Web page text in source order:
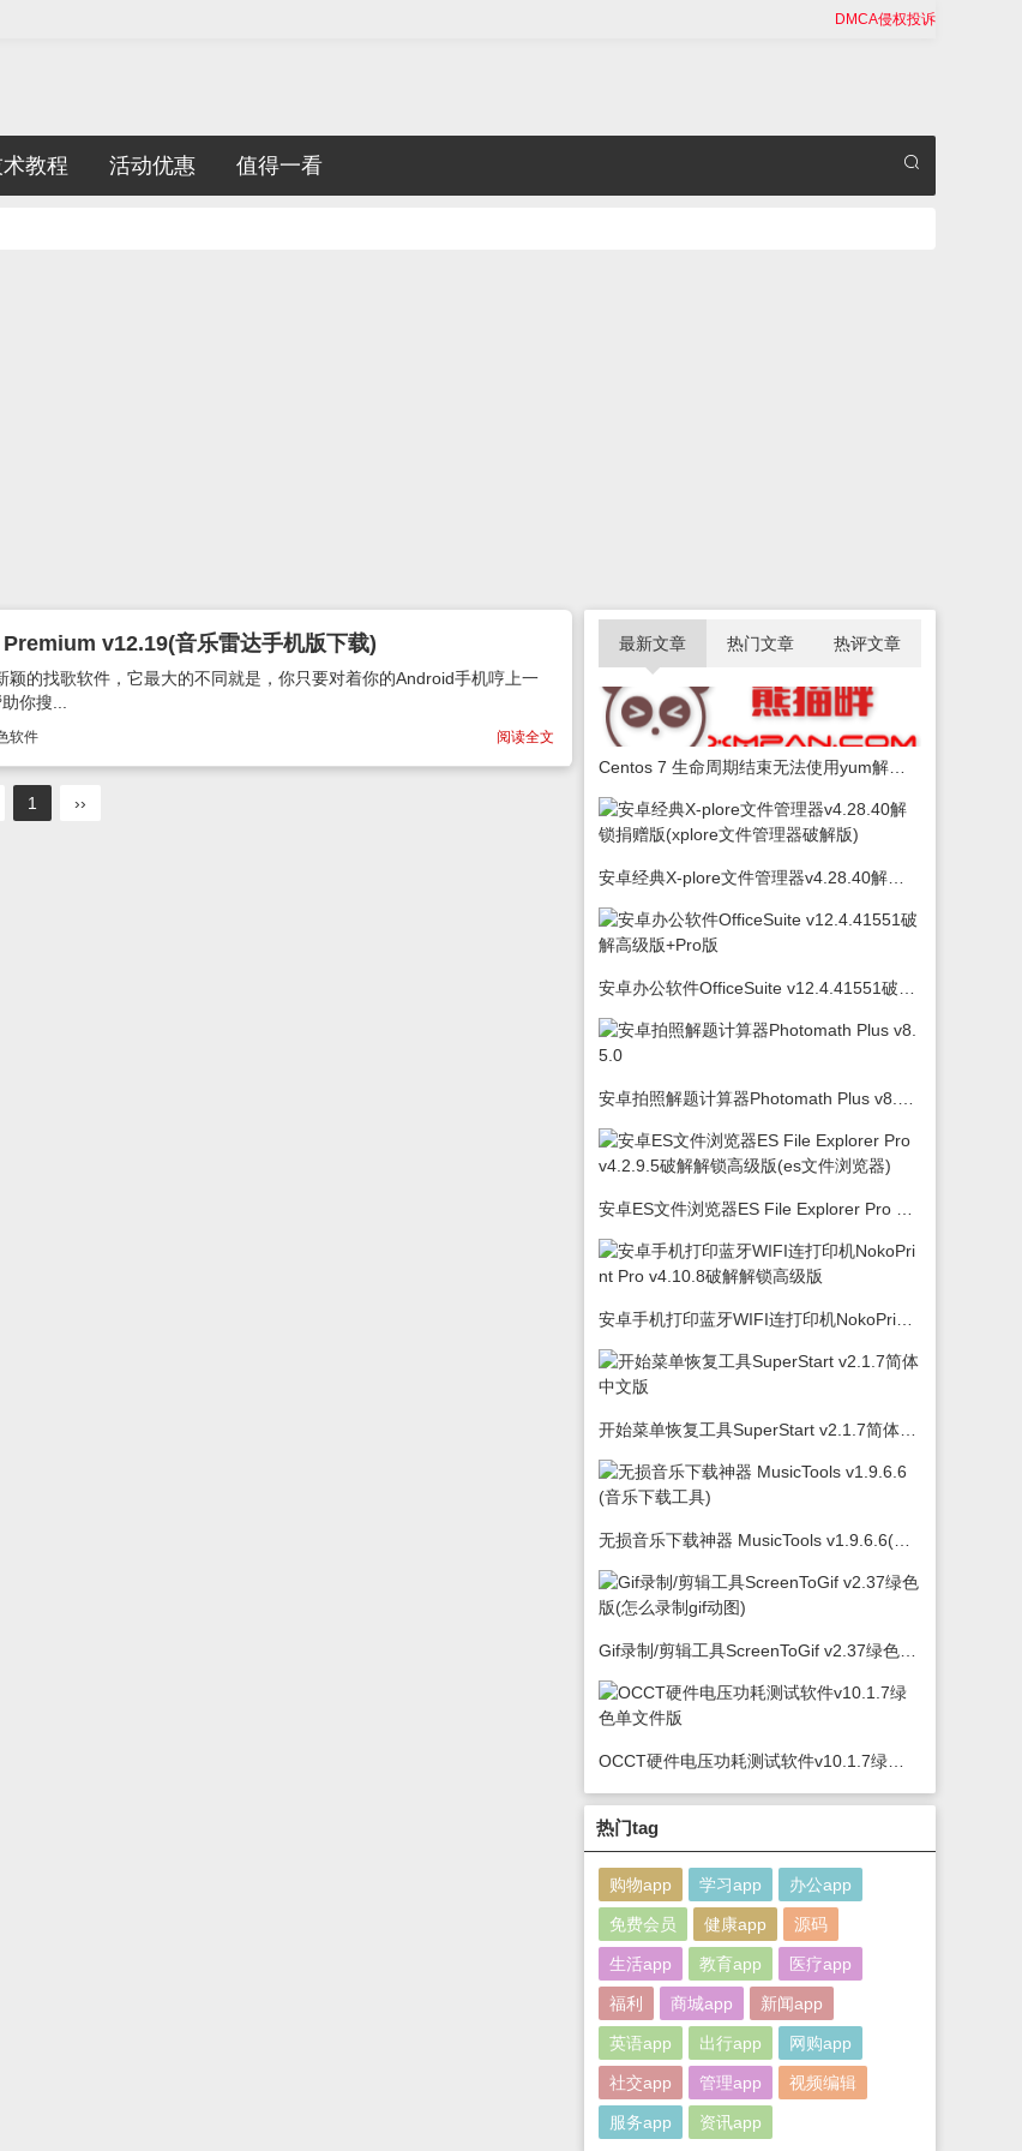
DMCA侵权投诉
教程 活动优惠 值得一看
v12.19(音乐雷达手机版下载)
的找歌软件，它最大的不同就是，你只要对着你的Android手机哼上一
你搜...
阅读全文
软件
1 ››
最新文章 热门文章 热评文章
热门tag
购物app 学习app 办公app
免费会员 健康app 源码
生活app 教育app 医疗app
福利 商城app 新闻app
英语app 出行app 网购app
社交app 管理app 视频编辑
服务app 资讯app